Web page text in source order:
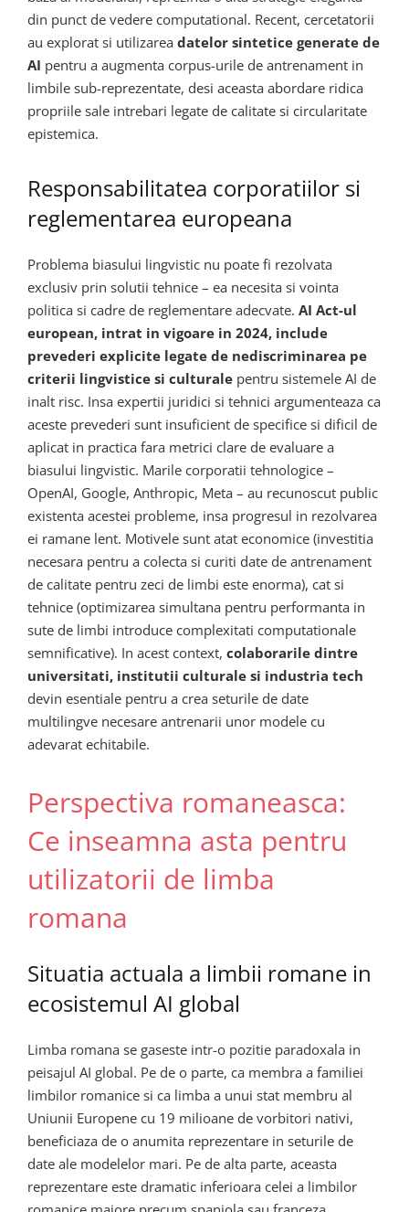
din punct de vedere computational. Recent, cercetatorii
au explorat si utilizarea datelor sintetice generate de
AI pentru a augmenta corpus-urile de antrenament in
limbile sub-reprezentate, desi aceasta abordare ridica
propriile sale intrebari legate de calitate si circularitate
epistemica.
Responsabilitatea corporatiilor si
reglementarea europeana
Problema biasului lingvistic nu poate fi rezolvata
exclusiv prin solutii tehnice – ea necesita si vointa
politica si cadre de reglementare adecvate. AI Act-ul
european, intrat in vigoare in 2024, include
prevederi explicite legate de nediscriminarea pe
criterii lingvistice si culturale pentru sistemele AI de
inalt risc. Insa expertii juridici si tehnici argumenteaza ca
aceste prevederi sunt insuficient de specifice si dificil de
aplicat in practica fara metrici clare de evaluare a
biasului lingvistic. Marile corporatii tehnologice –
OpenAI, Google, Anthropic, Meta – au recunoscut public
existenta acestei probleme, insa progresul in rezolvarea
ei ramane lent. Motivele sunt atat economice (investitia
necesara pentru a colecta si curiti date de antrenament
de calitate pentru zeci de limbi este enorma), cat si
tehnice (optimizarea simultana pentru performanta in
sute de limbi introduce complexitati computationale
semnificative). In acest context, colaborarile dintre
universitati, institutii culturale si industria tech
devin esentiale pentru a crea seturile de date
multilingve necesare antrenarii unor modele cu
adevarat echitabile.
Perspectiva romaneasca:
Ce inseamna asta pentru
utilizatorii de limba
romana
Situatia actuala a limbii romane in
ecosistemul AI global
Limba romana se gaseste intr-o pozitie paradoxala in
peisajul AI global. Pe de o parte, ca membra a familiei
limbilor romanice si ca limba a unui stat membru al
Uniunii Europene cu 19 milioane de vorbitori nativi,
beneficiaza de o anumita reprezentare in seturile de
date ale modelelor mari. Pe de alta parte, aceasta
reprezentare este dramatic inferioara celei a limbilor